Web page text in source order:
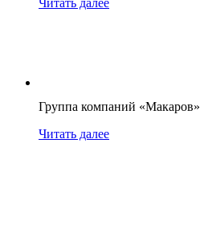
Группа компаний «Макаров»
Читать далее